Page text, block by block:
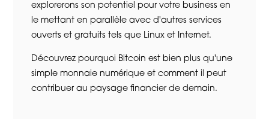
explorerons son potentiel pour votre business en
le mettant en parallèle avec d'autres services
ouverts et gratuits tels que Linux et Internet.
Découvrez pourquoi Bitcoin est bien plus qu'une
simple monnaie numérique et comment il peut
contribuer au paysage financier de demain.